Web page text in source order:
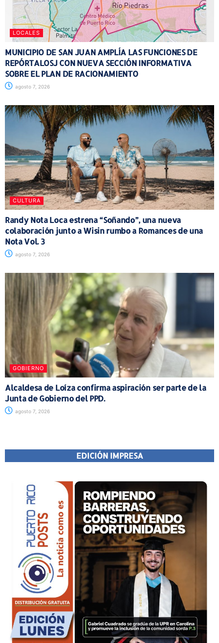
LOCALES
MUNICIPIO DE SAN JUAN AMPLÍA LAS FUNCIONES DE
REPÓRTALOSJ CON NUEVA SECCIÓN INFORMATIVA
SOBRE EL PLAN DE RACIONAMIENTO
agosto 7, 2026
CULTURA
Randy Nota Loca estrena “Soñando”, una nueva
colaboración junto a Wisin rumbo a Romances de una
Nota Vol. 3
agosto 7, 2026
GOBIERNO
Alcaldesa de Loíza confirma aspiración ser parte de la
Junta de Gobierno del PPD.
agosto 7, 2026
EDICIÓN IMPRESA